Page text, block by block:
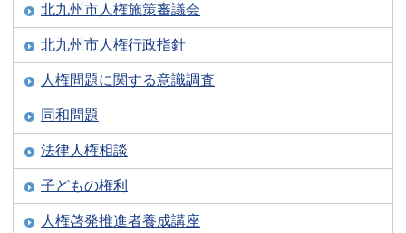
北九州市人権施策審議会
北九州市人権行政指針
人権問題に関する意識調査
同和問題
法律人権相談
子どもの権利
人権啓発推進者養成講座